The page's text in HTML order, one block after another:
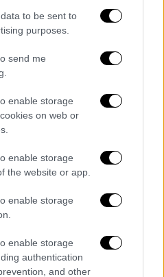
to be sent to
purposes.
send me
enable storage
on web or
enable storage
the website or app.
enable storage
enable storage
authentication
and other
τον
μια ανακοίνωση που
περί νοθείας
Μπερίσα «έναν
πολιτικό» -
μια χώρα που
από τον
αναλυτές
το 2013, ήταν το
εν μέρει λόγω